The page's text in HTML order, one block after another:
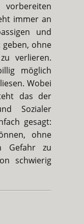
immer an
und
ohne
verlieren.
möglich
Wobei
das der
Sozialer
gesagt:
ohne
Gefahr zu
schwierig